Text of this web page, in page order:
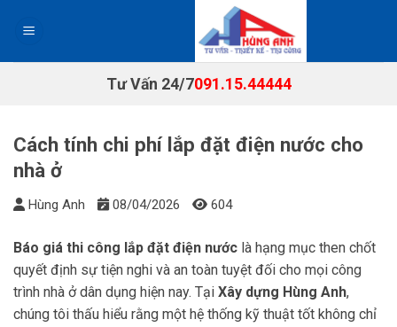
Tư Vấn 24/7091.15.44444
Cách tính chi phí lắp đặt điện nước cho
nhà ở
Hùng Anh 08/04/2026 604
Báo giá thi công lắp đặt điện nước là hạng mục then chốt
quyết định sự tiện nghi và an toàn tuyệt đối cho mọi công
trình nhà ở dân dụng hiện nay. Tại Xây dựng Hùng Anh,
chúng tôi thấu hiểu rằng một hệ thống kỹ thuật tốt không chỉ